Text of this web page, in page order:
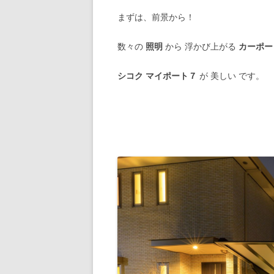
まずは、前景から！
数々の 照明 から 浮かび上がる カーポ
シコク マイポート７ が 美しい です。